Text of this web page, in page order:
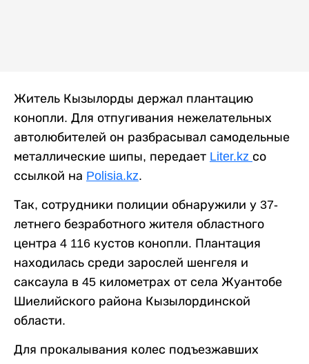
Житель Кызылорды держал плантацию
конопли. Для отпугивания нежелательных
автолюбителей он разбрасывал самодельные
металлические шипы, передает Liter.kz со
ссылкой на Polisia.kz.
Так, сотрудники полиции обнаружили у 37-
летнего безработного жителя областного
центра 4 116 кустов конопли. Плантация
находилась среди зарослей шенгеля и
саксаула в 45 километрах от села Жуантобе
Шиелийского района Кызылординской
области.
Для прокалывания колес подъезжавших